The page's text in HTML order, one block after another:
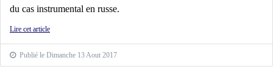
du cas instrumental en russe.
Lire cet article
Publié le Dimanche 13 Aout 2017